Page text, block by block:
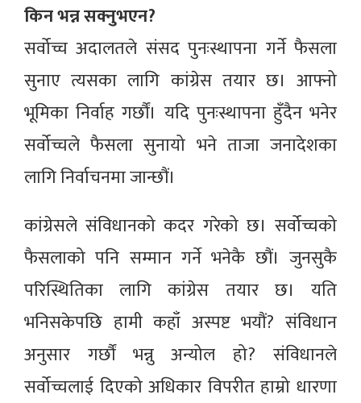
किन भन्न सक्नुभएन?
सर्वोच्च अदालतले संसद पुनःस्थापना गर्ने फैसला
सुनाए त्यसका लागि कांग्रेस तयार छ। आफ्नो
भूमिका निर्वाह गर्छौं। यदि पुनःस्थापना हुँदैन भनेर
सर्वोच्चले फैसला सुनायो भने ताजा जनादेशका
लागि निर्वाचनमा जान्छौं।
कांग्रेसले संविधानको कदर गरेको छ। सर्वोच्चको
फैसलाको पनि सम्मान गर्ने भनेकै छौं। जुनसुकै
परिस्थितिका लागि कांग्रेस तयार छ। यति
भनिसकेपछि हामी कहाँ अस्पष्ट भयौं? संविधान
अनुसार गर्छौं भन्नु अन्योल हो? संविधानले
सर्वोच्चलाई दिएको अधिकार विपरीत हाम्रो धारणा